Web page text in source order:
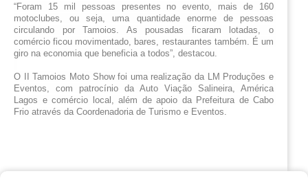
“Foram 15 mil pessoas presentes no evento, mais de 160
motoclubes, ou seja, uma quantidade enorme de pessoas
circulando por Tamoios. As pousadas ficaram lotadas, o
comércio ficou movimentado, bares, restaurantes também. É um
giro na economia que beneficia a todos”, destacou.
O II Tamoios Moto Show foi uma realização da LM Produções e
Eventos, com patrocínio da Auto Viação Salineira, América
Lagos e comércio local, além de apoio da Prefeitura de Cabo
Frio através da Coordenadoria de Turismo e Eventos.